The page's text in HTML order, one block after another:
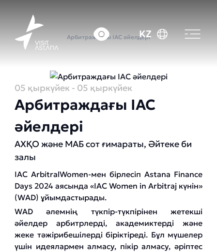
KZ
Оқиғалар күнтізбесі
Арбитраждағы IAC әйелдері
05 қыркүйек - 05 қыркүйек
Арбитраждағы IAC
әйелдері
АХҚО және МАБ сот ғимараты, Әйтеке би
залы
IAC ArbitralWomen-мен бірлесіп Astana Finance
Days 2024 аясында «IAC Women in Arbitraj күнін»
(WAD) ұйымдастырады.
WAD әлемнің түкпір-түкпірінен жетекші
әйелдер арбитрлерді, академиктерді және
жеке тәжірибешілерді біріктіреді. Бұл мүшелер
үшін идеялармен алмасу, пікір алмасу, әріптес